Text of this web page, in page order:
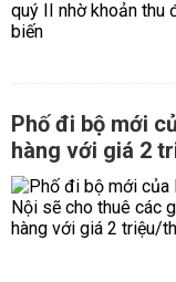
Phố đi bộ mới
hàng với giá 2